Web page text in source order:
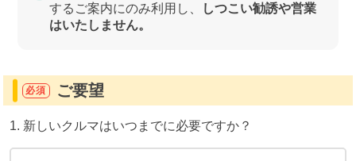
するご案内にのみ利用し、
しつこい勧誘や営業
はいたしません。
必須 ご要望
1. 新しいクルマはいつまでに必要ですか？